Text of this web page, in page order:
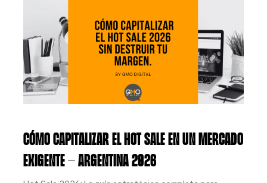
Cómo capitalizar el HOT SALE en un mercado
exigente — Argentina 2026